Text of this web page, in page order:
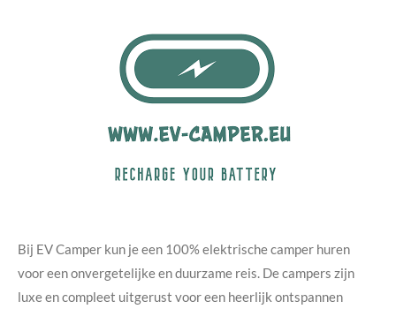
Bij EV Camper kun je een 100% elektrische camper huren
voor een onvergetelijke en duurzame reis. De campers zijn
luxe en compleet uitgerust voor een heerlijk ontspannen